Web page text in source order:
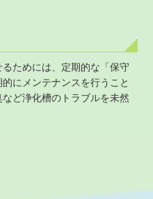
ためには、定期的な「保守
にメンテナンスを行うこと
ど浄化槽のトラブルを未然